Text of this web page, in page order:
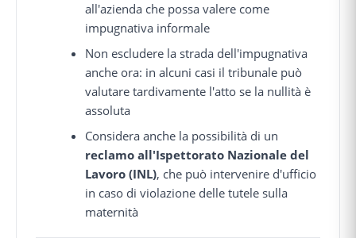
all'azienda che possa valere come
impugnativa informale
Non escludere la strada dell'impugnativa
anche ora: in alcuni casi il tribunale può
valutare tardivamente l'atto se la nullità è
assoluta
Considera anche la possibilità di un
reclamo all'Ispettorato Nazionale del
Lavoro (INL), che può intervenire d'ufficio
in caso di violazione delle tutele sulla
maternità